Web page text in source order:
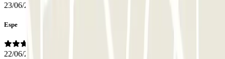
23/06/2026
Espe
22/06/2026